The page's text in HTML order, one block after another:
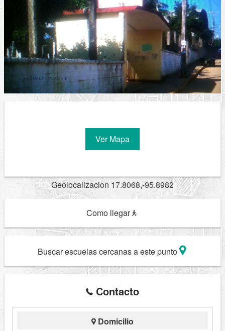
Ver Mapa
Geolocalizacion 17.8068,-95.8982
Como llegar
Buscar escuelas cercanas a este punto
Contacto
Domicilio